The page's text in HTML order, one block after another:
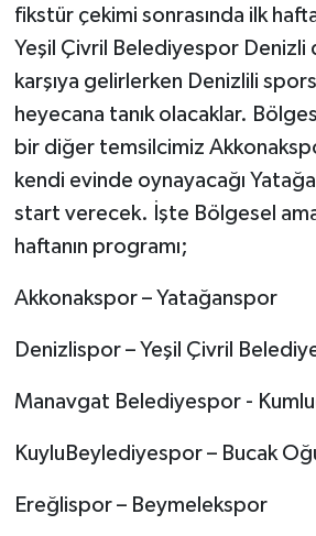
fikstür çekimi sonrasında ilk
Yeşil Çivril Belediyespor Denizli
karşıya gelirlerken Denizlili
heyecana tanık olacaklar.
bir diğer temsilcimiz
kendi evinde oynayacağı
start verecek. İşte Bölgesel
haftanın programı;
Akkonakspor – Yatağanspor
Denizlispor – Yeşil Çivril
Manavgat Belediyespor -
KuyluBeylediyespor – Bucak
Ereğlispor – Beymelekspor